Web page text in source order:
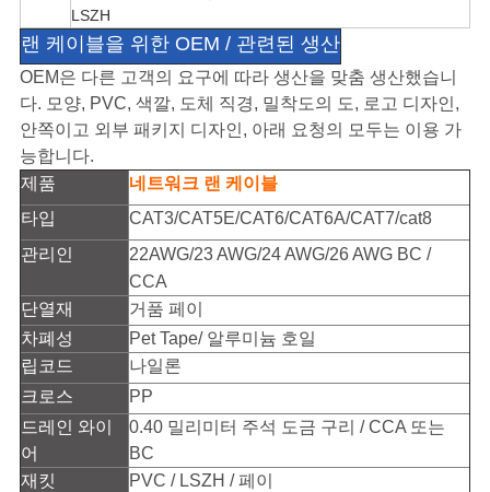
LSZH
랜 케이블을 위한 OEM / 관련된 생산
OEM은 다른 고객의 요구에 따라 생산을 맞춤 생산했습니
다. 모양, PVC, 색깔, 도체 직경, 밀착도의 도, 로고 디자인,
안쪽이고 외부 패키지 디자인, 아래 요청의 모두는 이용 가
능합니다.
제품
네트워크 랜 케이블
타입
CAT3/CAT5E/CAT6/CAT6A/CAT7/cat8
관리인
22AWG/23 AWG/24 AWG/26 AWG BC /
CCA
단열재
거품 페이
차폐성
Pet Tape/ 알루미늄 호일
립코드
나일론
크로스
PP
드레인 와이
어
0.40 밀리미터 주석 도금 구리 / CCA 또는
BC
재킷
PVC / LSZH / 페이